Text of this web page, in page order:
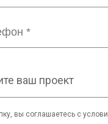
ваш проект
вы соглашаетесь с